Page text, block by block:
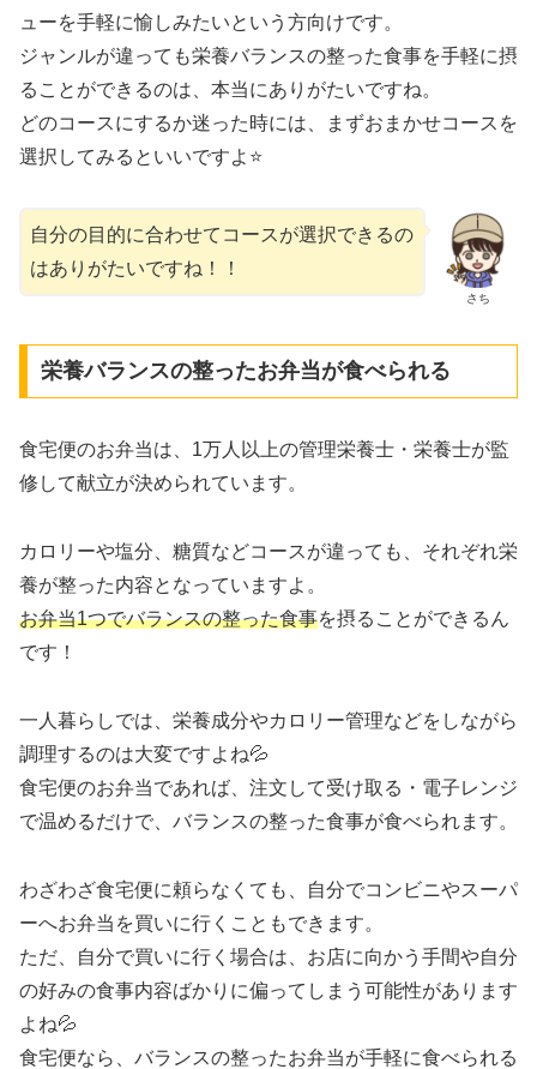
ューを手軽に愉しみたいという方向けです。
ジャンルが違っても栄養バランスの整った食事を手軽に摂
ることができるのは、本当にありがたいですね。
どのコースにするか迷った時には、まずおまかせコースを
選択してみるといいですよ⭐
さち
自分の目的に合わせてコースが選択できるの
はありがたいですね！！
栄養バランスの整ったお弁当が食べられる
食宅便のお弁当は、1万人以上の管理栄養士・栄養士が監
修して献立が決められています。
カロリーや塩分、糖質などコースが違っても、それぞれ栄
養が整った内容となっていますよ。
お弁当1つでバランスの整った食事を摂ることができるん
です！
一人暮らしでは、栄養成分やカロリー管理などをしながら
調理するのは大変ですよね💦
食宅便のお弁当であれば、注文して受け取る・電子レンジ
で温めるだけで、バランスの整った食事が食べられます。
わざわざ食宅便に頼らなくても、自分でコンビニやスーパ
ーへお弁当を買いに行くこともできます。
ただ、自分で買いに行く場合は、お店に向かう手間や自分
の好みの食事内容ばかりに偏ってしまう可能性があります
よね💦
食宅便なら、バランスの整ったお弁当が手軽に食べられる